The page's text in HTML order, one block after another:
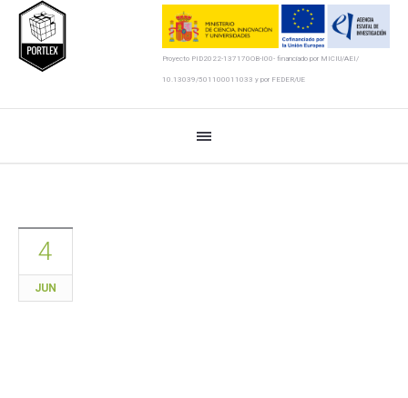
Proyecto PID2022-137170OB-I00- financiado por MICIU/AEI/
10.13039/501100011033 y por FEDER/UE
4
JUN